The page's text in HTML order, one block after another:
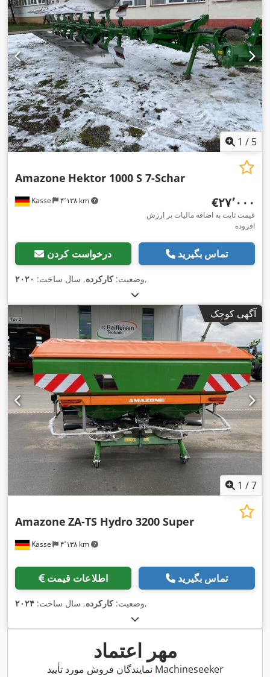
1 / 5
Kassel ۴٬۱۳۸ km
Amazone Hektor 1000 S 7-Schar
‎€۲۷٬۰۰۰
قیمت ثابت به اضافه مالیات بر ارزش
افزوده
درخواست کردن تماس بگیرید
وضعیت:کارکرده, سال ساخت: ۲۰۲۰ ,
آگهی کوچک
1 /7
Kassel ۴٬۱۳۸ km
Amazone ZA-TS Hydro 3200 Super
اطلاعات قیمت تماس بگیرید
وضعیت:کارکرده, سال ساخت: ۲۰۲۴ ,
مهر اعتماد
نمایندگان فروش مورد تأیید Machineseeker